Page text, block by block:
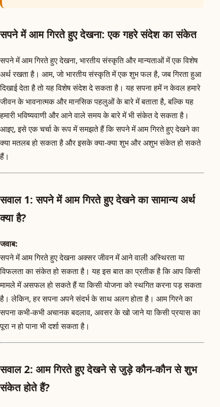
सपने में आम गिरते हुए देखना: एक गहरे संदेश का संकेत
सपने में आम गिरते हुए देखना, भारतीय संस्कृति और मान्यताओं में एक विशेष
अर्थ रखता है। आम, जो भारतीय संस्कृति में एक शुभ फल है, जब गिरता हुआ
दिखाई देता है तो यह विशेष संदेश दे सकता है। यह सपना हमें न केवल हमारे
जीवन के भावनात्मक और मानसिक पहलुओं के बारे में बताता है, बल्कि यह
हमारी भविष्यवाणी और आने वाले समय के बारे में भी संकेत दे सकता है।
आइए, इसे एक चर्चा के रूप में समझते हैं कि सपने में आम गिरते हुए देखने का
क्या मतलब हो सकता है और इसके क्या-क्या शुभ और अशुभ संकेत हो सकते
हैं।
सवाल 1: सपने में आम गिरते हुए देखने का सामान्य अर्थ
क्या है?
जवाब:
सपने में आम गिरते हुए देखना अक्सर जीवन में आने वाली अस्थिरता या
विफलता का संकेत हो सकता है। यह इस बात का प्रतीक है कि आप किसी
मामले में असफल हो सकते हैं या किसी योजना को स्थगित करना पड़ सकता
है। लेकिन, हर सपना अपने संदर्भ के साथ अलग होता है। आम गिरने का
सपना कभी-कभी अचानक बदलाव, अवसर के खो जाने या किसी प्रयास का
पूरा न हो पाना भी दर्शा सकता है।
सवाल 2: आम गिरते हुए देखने से जुड़े कौन-कौन से शुभ
संकेत होते हैं?